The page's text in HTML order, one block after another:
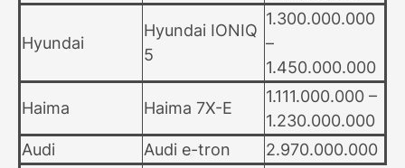
Hyundai
Hyundai IONIQ
5
1.300.000.000
–
1.450.000.000
Haima Haima 7X-E
1.111.000.000 –
1.230.000.000
Audi
Audi e-tron
2.970.000.000